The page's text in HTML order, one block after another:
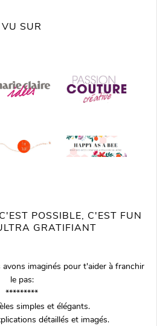
VU SUR
POSSIBLE, C'EST FUN
GRATIFIANT
imaginés pour t'aider à franchir
le pas:
*********
simples et élégants.
détaillés et imagés.